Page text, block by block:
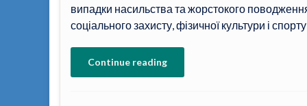
випадки насильства та жорстокого
соціального захисту, фізичної культури і
Continue reading